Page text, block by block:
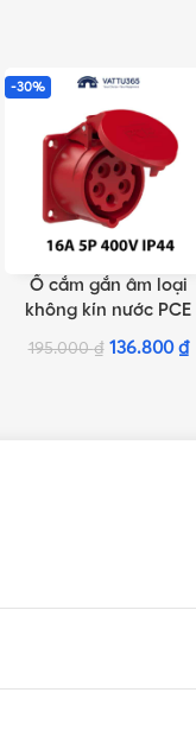
-30%
THÊM VÀO GIỎ HÀNG
Ổ cắm gắn âm loại
không kín nước PCE
dạng thẳng F315-6 | 5P
16A 400V 6H IP44
195.000₫ 136.800 ₫